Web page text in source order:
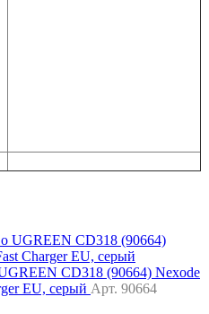
CD318 (90664) Nexode
EU, серый Арт. 90664